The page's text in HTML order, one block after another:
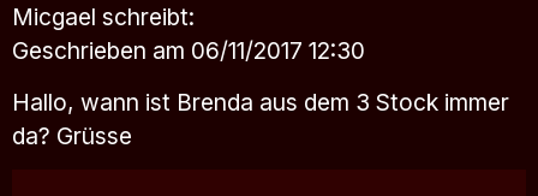
Micgael schreibt:
Geschrieben am 06/11/2017 12:30
Hallo, wann ist Brenda aus dem 3 Stock immer
da? Grüsse